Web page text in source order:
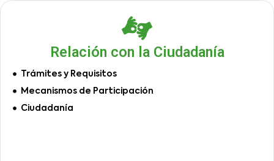
Relación con la Ciudadanía
Trámites y Requisitos
Mecanismos de Participación
Ciudadanía